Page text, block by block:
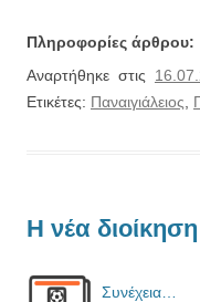
Πληροφορίες άρθρου:
Αναρτήθηκε στις
Ετικέτες: Παναιγιάλειος
Η νέα
Συνέχεια…